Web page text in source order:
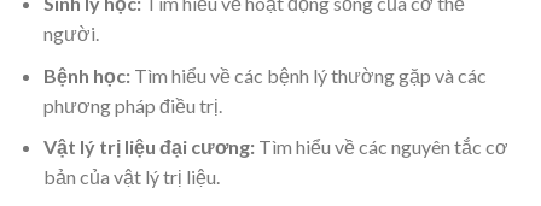
người.
Bệnh học:Tìm hiểu về các bệnh lý thường gặp và các
phương pháp điều trị.
Vật lý trị liệu đại cương:Tìm hiểu về các nguyên tắc cơ
bản của vật lý trị liệu.